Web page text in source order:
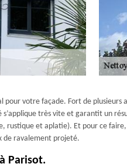
votre façade. Fort de
très vite et garantit un
et aplatie). Et pour ce
de ravalement projeté.
Parisot.